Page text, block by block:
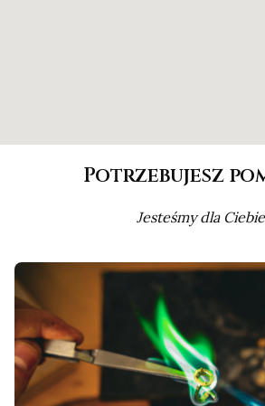
Potrzebujesz
Jesteśmy dla